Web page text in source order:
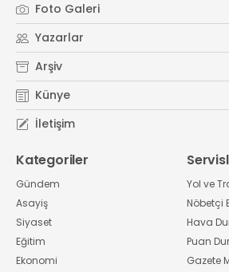
Foto Galeri
Yazarlar
Arşiv
Künye
İletişim
Kategoriler
Gündem
Asayiş
Siyaset
Eğitim
Ekonomi
Yol ve
Nöbetçi
Hava
Puan
Gazete